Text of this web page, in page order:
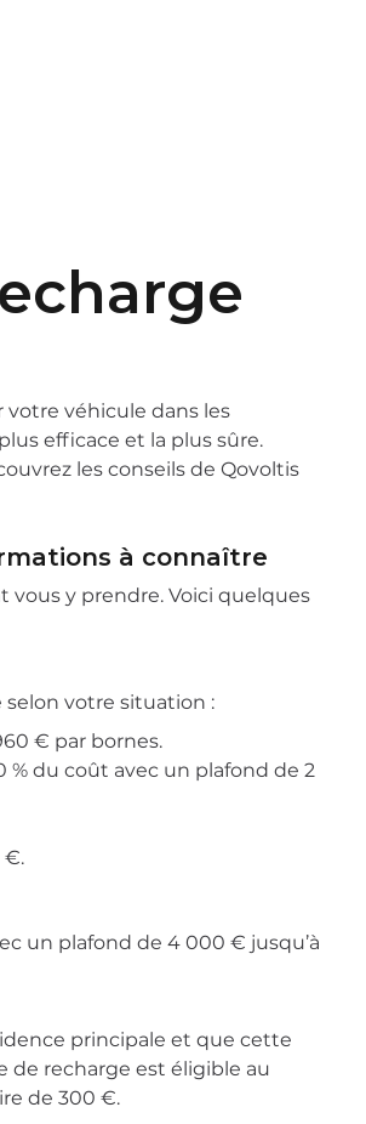
votre véhicule dans les
efficace et la plus sûre.
les conseils de Qovoltis
à connaître
vous y prendre. Voici quelques
votre situation :
€ par bornes.
du coût avec un plafond de 2
€.
un plafond de 4 000 € jusqu’à
principale et que cette
de recharge est éligible au
de 300 €.